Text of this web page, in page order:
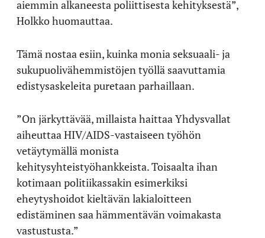
aiemmin alkaneesta poliittisesta kehityksestä”,
Holkko huomauttaa.
Tämä nostaa esiin, kuinka monia seksuaali- ja
sukupuolivähemmistöjen työllä saavuttamia
edistysaskeleita puretaan parhaillaan.
”On järkyttävää, millaista haittaa Yhdysvallat
aiheuttaa HIV/AIDS-vastaiseen työhön
vetäytymällä monista
kehitysyhteistyöhankkeista. Toisaalta ihan
kotimaan politiikassakin esimerkiksi
eheytyshoidot kieltävän lakialoitteen
edistäminen saa hämmentävän voimakasta
vastustusta.”